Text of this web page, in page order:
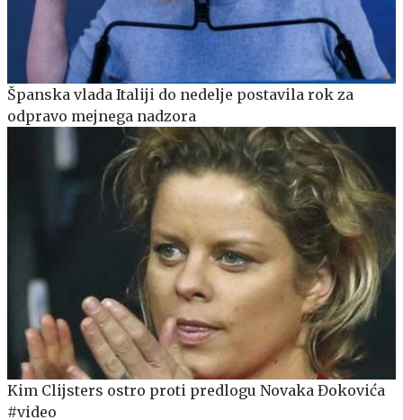
Španska vlada Italiji do nedelje postavila rok za
odpravo mejnega nadzora
Kim Clijsters ostro proti predlogu Novaka Đokovića
#video